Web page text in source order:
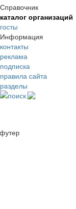
Справочник
каталог организаций
госты
Информация
контакты
реклама
подписка
правила сайта
разделы
поиск
футер